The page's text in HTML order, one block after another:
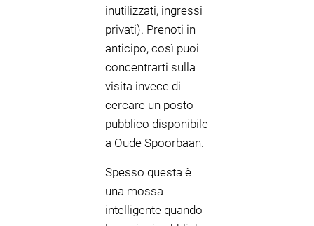
inutilizzati, ingressi
privati). Prenoti in
anticipo, così puoi
concentrarti sulla
visita invece di
cercare un posto
pubblico disponibile
a Oude Spoorbaan.
Spesso questa è
una mossa
intelligente quando